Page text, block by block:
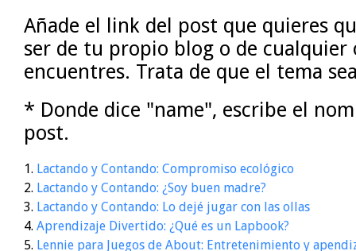
Añade el link del post que quieres
ser de tu propio blog o de cualquier
encuentres. Trata de que el tema
* Donde dice "name", escribe el
post.
1. Lactando y Contando: Compromiso ecológico
2. Lactando y Contando: ¿Soy buen madre?
3. Lactando y Contando: Lo dejé jugar con las ollas
4. Aprendizaje Divertido: ¿Qué es un Lapbook?
5. Lennie para Juegos de About: Entretenimiento y